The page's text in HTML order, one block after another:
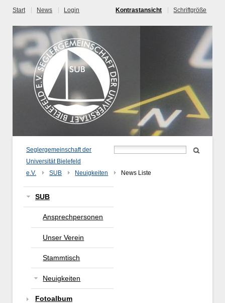
Start News Login Kontrastansicht Schriftgröße
Seglergemeinschaft der
Universität Bielefeld
e.V.
SUB Neuigkeiten News Liste
SUB
Ansprechpersonen
Unser Verein
Stammtisch
Neuigkeiten
Fotoalbum